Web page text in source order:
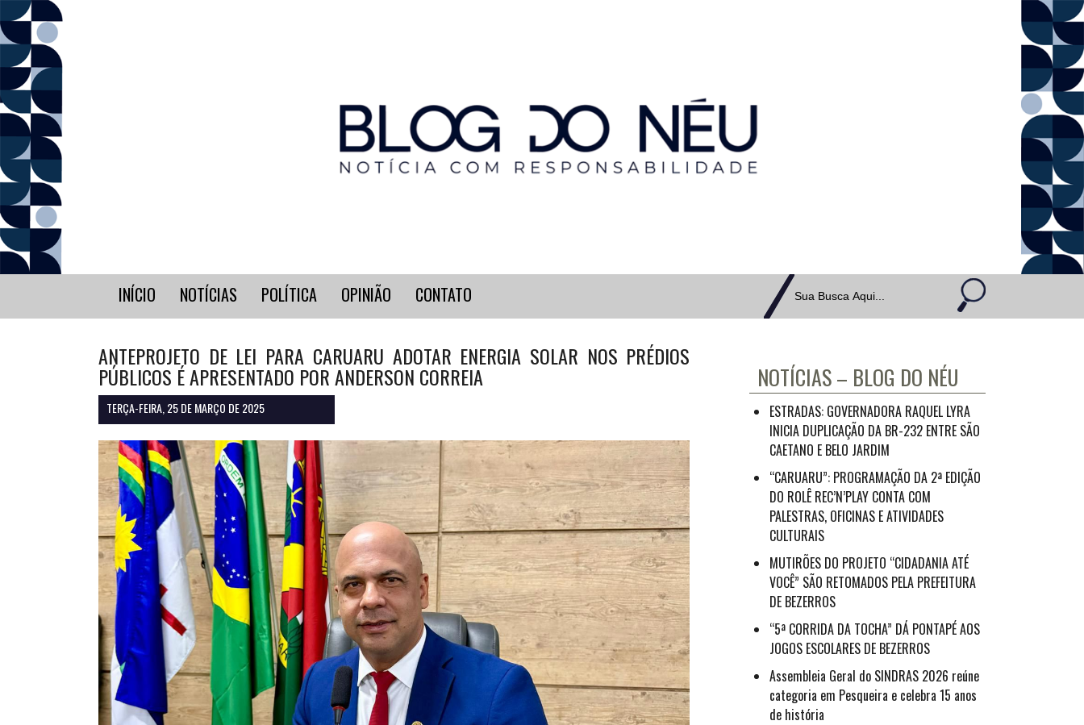
INÍCIO NOTÍCIAS POLÍTICA OPINIÃO CONTATO
ANTEPROJETO DE LEI PARA CARUARU ADOTAR ENERGIA SOLAR NOS PRÉDIOS
PÚBLICOS É APRESENTADO POR ANDERSON CORREIA
TERÇA-FEIRA, 25 DE MARÇO DE 2025
NOTÍCIAS – BLOG DO NÉU
ESTRADAS: GOVERNADORA RAQUEL LYRA
INICIA DUPLICAÇÃO DA BR-232 ENTRE SÃO
CAETANO E BELO JARDIM
“CARUARU”: PROGRAMAÇÃO DA 2ª EDIÇÃO
DO ROLÊ REC’N’PLAY CONTA COM
PALESTRAS, OFICINAS E ATIVIDADES
CULTURAIS
MUTIRÕES DO PROJETO “CIDADANIA ATÉ
VOCÊ” SÃO RETOMADOS PELA PREFEITURA
DE BEZERROS
“5ª CORRIDA DA TOCHA” DÁ PONTAPÉ AOS
JOGOS ESCOLARES DE BEZERROS
Assembleia Geral do SINDRAS 2026 reúne
categoria em Pesqueira e celebra 15 anos
de história